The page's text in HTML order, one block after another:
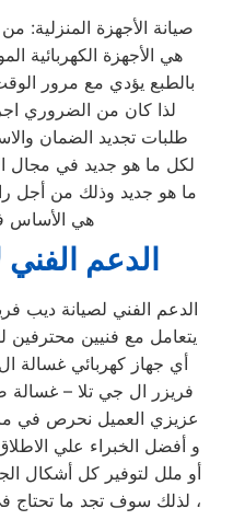
صيانة الأجهزة المنزلية:
هي الأجهزة الكهربائية
بالطبع يؤدي مع مرور
لذا كان من الضروري
طلبات تجديد الضمان
لكل ما هو جديد في مجال
ما هو جديد وذلك من أجل
هي الأساس
الدعم
الدعم الفني لصيانة ديب
يتعامل مع فنيين
أي جهاز كهربائي غسالة
فريزر ال جي تلا –
عزيزي العميل نحرص في
و أفضل الخبراء علي
أو ملل لتوفير كل أشكال
، لذلك سوف تجد ما تحتاج